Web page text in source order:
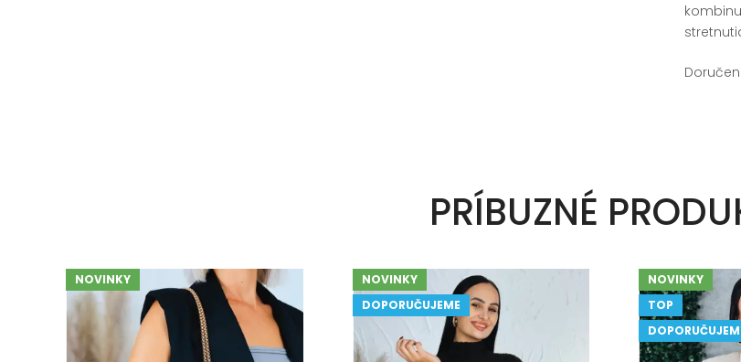
PRÍBUZNÉ
NOVINKY
NOVINKY
DOPORUČUJEME
NOVINKY
TOP